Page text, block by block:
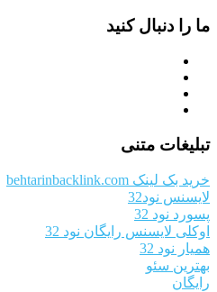
ما را دنبال کنید
تبلیغات متنی
خرید بک لینک behtarinbacklink.com
لایسنس نود32
پسورد نود 32
اوکلی لایسنس رایگان نود 32
همیار نود 32
بهترین سئو
رایگان